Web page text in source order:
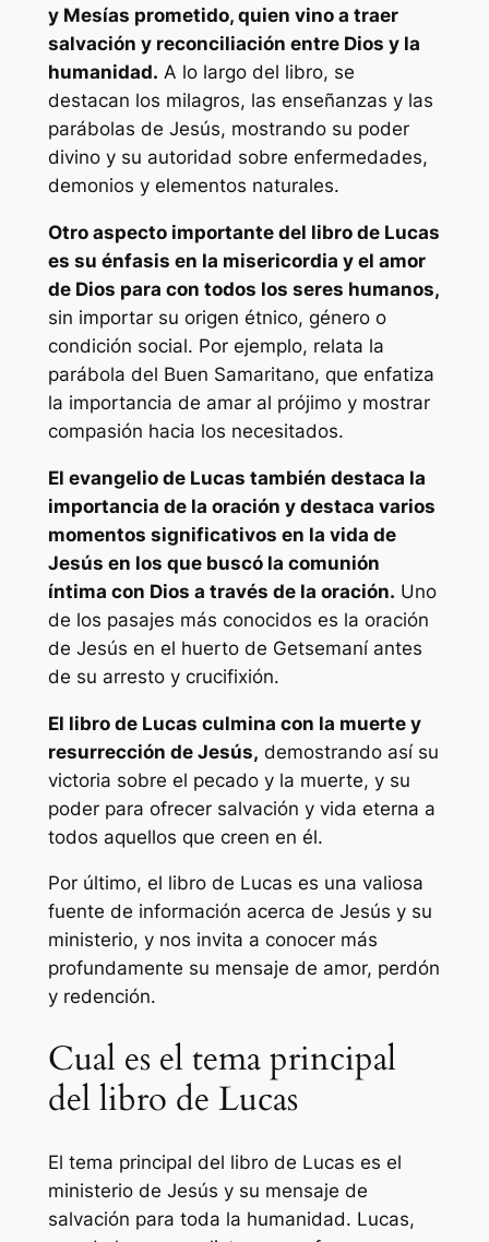
y Mesías prometido, quien vino a traer
salvación y reconciliación entre Dios y la
humanidad. A lo largo del libro, se
destacan los milagros, las enseñanzas y las
parábolas de Jesús, mostrando su poder
divino y su autoridad sobre enfermedades,
demonios y elementos naturales.
Otro aspecto importante del libro de Lucas
es su énfasis en la misericordia y el amor
de Dios para con todos los seres humanos,
sin importar su origen étnico, género o
condición social. Por ejemplo, relata la
parábola del Buen Samaritano, que enfatiza
la importancia de amar al prójimo y mostrar
compasión hacia los necesitados.
El evangelio de Lucas también destaca la
importancia de la oración y destaca varios
momentos significativos en la vida de
Jesús en los que buscó la comunión
íntima con Dios a través de la oración. Uno
de los pasajes más conocidos es la oración
de Jesús en el huerto de Getsemaní antes
de su arresto y crucifixión.
El libro de Lucas culmina con la muerte y
resurrección de Jesús, demostrando así su
victoria sobre el pecado y la muerte, y su
poder para ofrecer salvación y vida eterna a
todos aquellos que creen en él.
Por último, el libro de Lucas es una valiosa
fuente de información acerca de Jesús y su
ministerio, y nos invita a conocer más
profundamente su mensaje de amor, perdón
y redención.
Cual es el tema principal
del libro de Lucas
El tema principal del libro de Lucas es el
ministerio de Jesús y su mensaje de
salvación para toda la humanidad. Lucas,